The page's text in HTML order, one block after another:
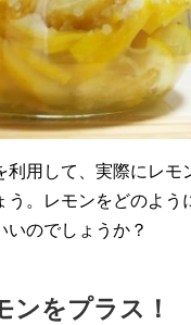
利用して、実際にレモ
う。レモンをどのよう
いのでしょうか？
ンをプラス！